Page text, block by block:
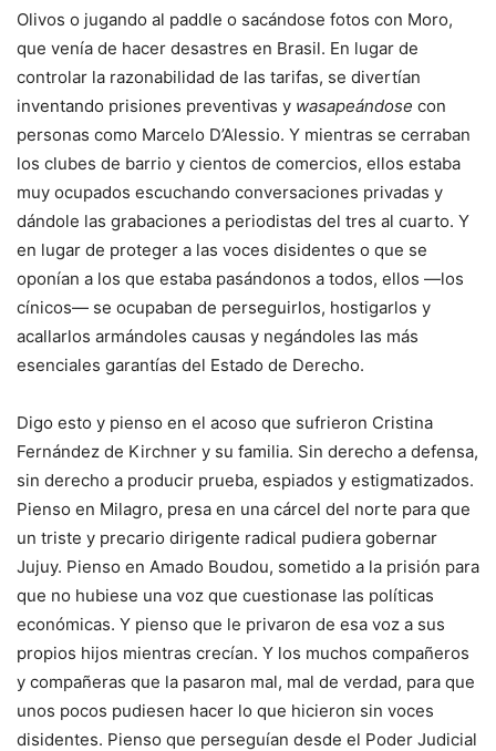
Olivos o jugando al paddle o sacándose fotos con Moro,
que venía de hacer desastres en Brasil. En lugar de
controlar la razonabilidad de las tarifas, se divertían
inventando prisiones preventivas y wasapeándose con
personas como Marcelo D’Alessio. Y mientras se cerraban
los clubes de barrio y cientos de comercios, ellos estaba
muy ocupados escuchando conversaciones privadas y
dándole las grabaciones a periodistas del tres al cuarto. Y
en lugar de proteger a las voces disidentes o que se
oponían a los que estaba pasándonos a todos, ellos —los
cínicos— se ocupaban de perseguirlos, hostigarlos y
acallarlos armándoles causas y negándoles las más
esenciales garantías del Estado de Derecho.
Digo esto y pienso en el acoso que sufrieron Cristina
Fernández de Kirchner y su familia. Sin derecho a defensa,
sin derecho a producir prueba, espiados y estigmatizados.
Pienso en Milagro, presa en una cárcel del norte para que
un triste y precario dirigente radical pudiera gobernar
Jujuy. Pienso en Amado Boudou, sometido a la prisión para
que no hubiese una voz que cuestionase las políticas
económicas. Y pienso que le privaron de esa voz a sus
propios hijos mientras crecían. Y los muchos compañeros
y compañeras que la pasaron mal, mal de verdad, para que
unos pocos pudiesen hacer lo que hicieron sin voces
disidentes. Pienso que perseguían desde el Poder Judicial